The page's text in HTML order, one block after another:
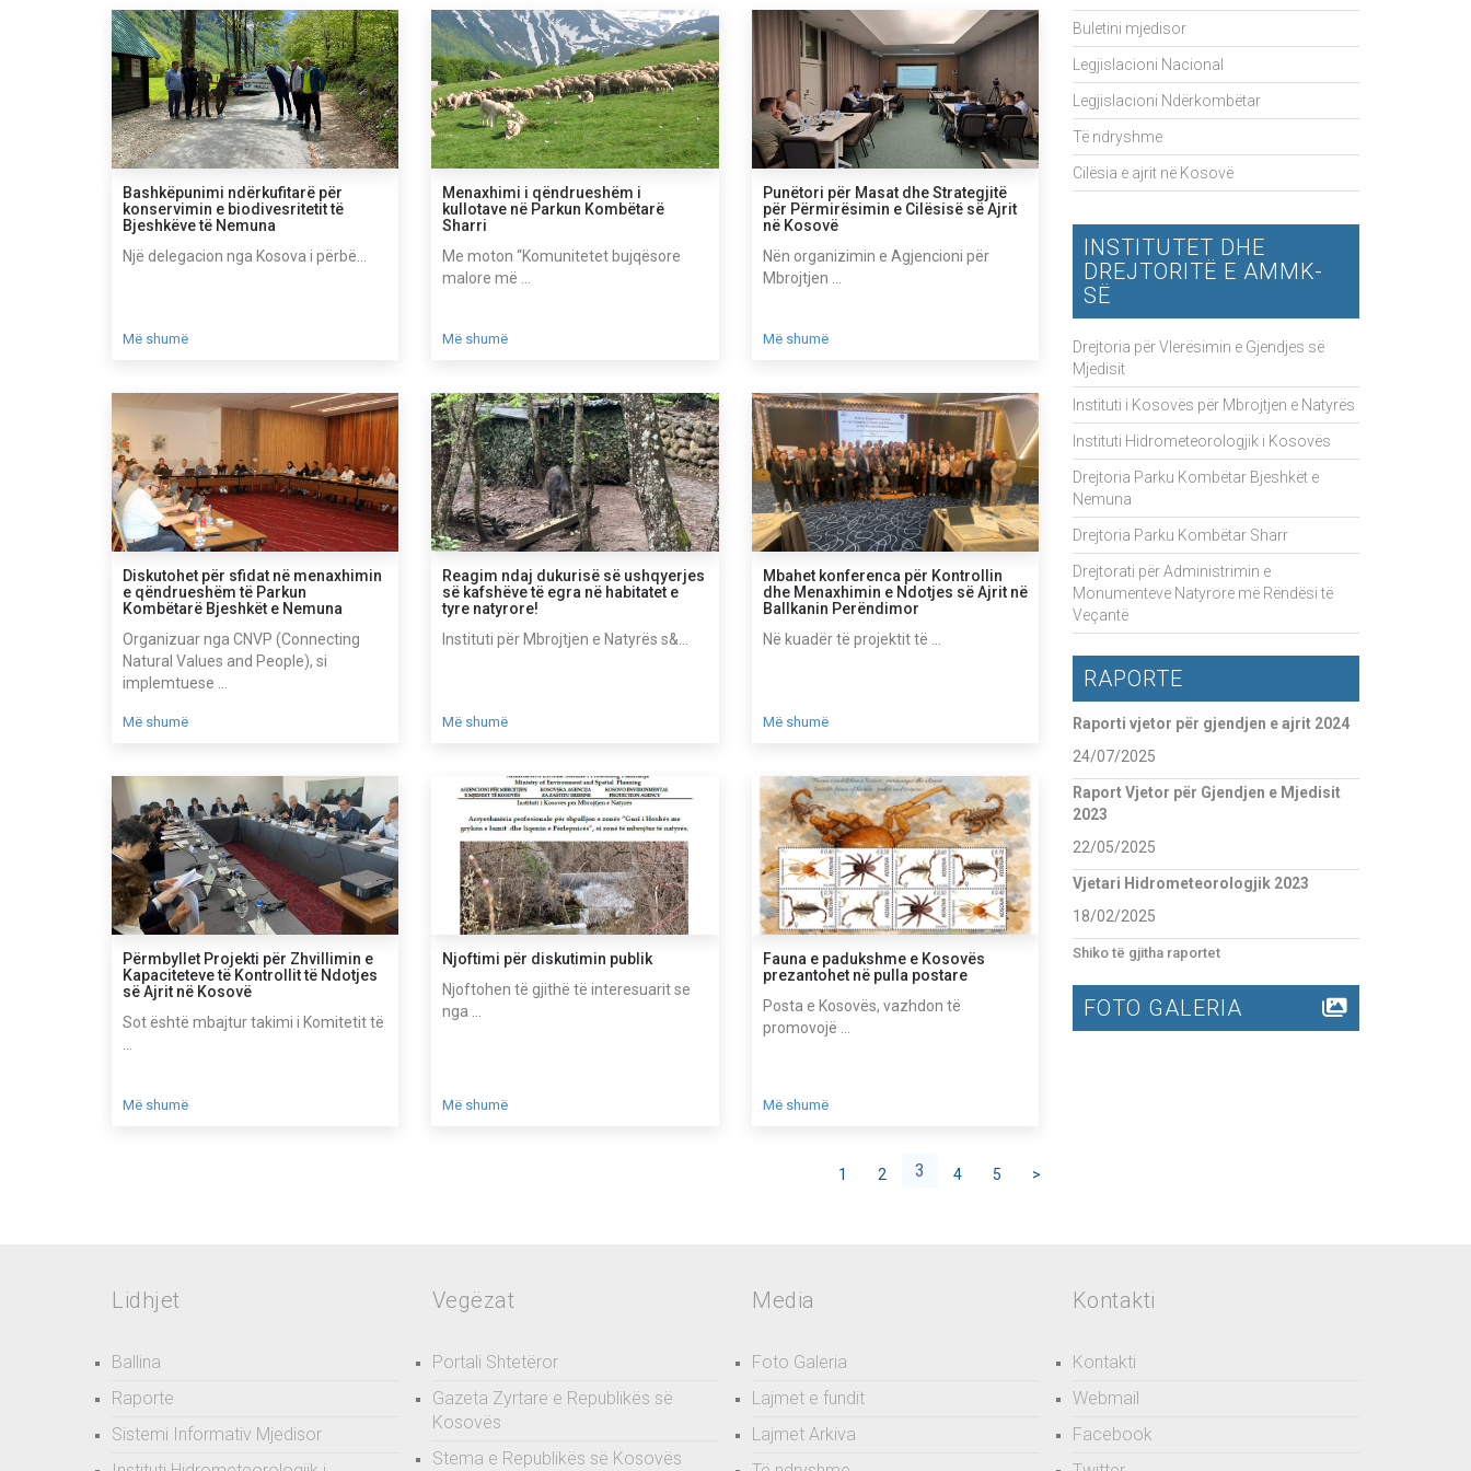
Bashkëpunimi ndërkufitarë për
konservimin e biodivesritetit të
Bjeshkëve të Nemuna
Një delegacion nga Kosova i përbë...
Më shumë
Menaxhimi i qëndrueshëm i
kullotave në Parkun Kombëtarë
Sharri
Me moton “Komunitetet bujqësore
malore më ...
Më shumë
Punëtori për Masat dhe Strategjitë
për Përmirësimin e Cilësisë së Ajrit
në Kosovë
Nën organizimin e Agjencioni për
Mbrojtjen ...
Më shumë
Diskutohet për sfidat në menaxhimin
e qëndrueshëm të Parkun
Kombëtarë Bjeshkët e Nemuna
Organizuar nga CNVP (Connecting
Natural Values and People), si
implemtuese ...
Më shumë
Reagim ndaj dukurisë së ushqyerjes
së kafshëve të egra në habitatet e
tyre natyrore!
Instituti për Mbrojtjen e Natyrës s&...
Më shumë
Mbahet konferenca për Kontrollin
dhe Menaxhimin e Ndotjes së Ajrit në
Ballkanin Perëndimor
Në kuadër të projektit të ...
Më shumë
Përmbyllet Projekti për Zhvillimin e
Kapaciteteve të Kontrollit të Ndotjes
së Ajrit në Kosovë
Sot është mbajtur takimi i Komitetit të
Më shumë
Njoftimi për diskutimin publik
Njoftohen të gjithë të interesuarit se
nga ...
Më shumë
Fauna e padukshme e Kosovës
prezantohet në pulla postare
Posta e Kosovës, vazhdon të
promovojë ...
Më shumë
1 2 3 4 5 >
Buletini mjedisor
Legjislacioni Nacional
Legjislacioni Ndërkombëtar
Të ndryshme
Cilësia e ajrit në Kosovë
INSTITUTET DHE
DREJTORITË E AMMK-
SË
Drejtoria për Vlerësimin e Gjendjes së
Mjedisit
Instituti i Kosovës për Mbrojtjen e Natyrës
Instituti Hidrometeorologjik i Kosovës
Drejtoria Parku Kombëtar Bjeshkët e
Nemuna
Drejtoria Parku Kombëtar Sharr
Drejtorati për Administrimin e
Monumenteve Natyrore më Rëndësi të
Veçantë
RAPORTE
Raporti vjetor për gjendjen e ajrit 2024
24/07/2025
Raport Vjetor për Gjendjen e Mjedisit
2023
22/05/2025
Vjetari Hidrometeorologjik 2023
18/02/2025
Shiko të gjitha raportet
FOTO GALERIA
Lidhjet
Ballina
Raporte
Sistemi Informativ Mjedisor
Vegëzat
Portali Shtetëror
Gazeta Zyrtare e Republikës së
Kosovës
Stema e Republikës së Kosovës
Media
Foto Galeria
Lajmet e fundit
Lajmet Arkiva
Kontakti
Kontakti
Webmail
Facebook